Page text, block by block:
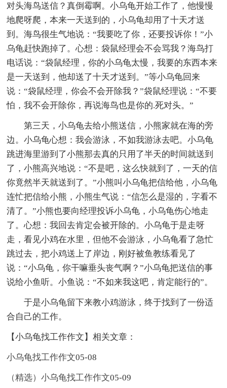
对头海鸟送信？真倒霉啊。小乌龟开始工作了，他慢慢
地爬呀爬，本来一天送到的，小乌龟却用了十天才送
到。海鸟很生气地说：“我要吃了你，还要投诉你！”小
乌龟赶快跑掉了。心想：袋鼠经理会不会骂我？海鸟打
电话说：“袋鼠经理，你的小乌龟太慢，我要的东西本来
是一天送到，他却送了十天才送到。”等小乌龟回来
说：“袋鼠经理，你会不会开除我？”袋鼠经理说：“不要
怕，我不会开除你，再说海鸟也是你的.死对头。”
第三天，小乌龟去给小熊送信，小熊家就在海的旁
边。小乌龟心想：我会游泳，不如我游泳去吧。小乌龟
跳进海里游到了小熊那去真的只用了半天的时间就送到
了，小熊高兴地说：“不是吧，这么快就到了，一天的信
你竟然半天就送到了。”小熊叫小乌龟把信给他，小乌龟
连忙把信给小熊，小熊生气说：“信怎么是湿的，字看不
清了。”小熊也要向经理投诉小乌龟，小乌龟伤心地走
了。心想：我回去肯定会被开除的。小乌龟于是走呀
走，看见小鸡在水里，但他不会游泳，小乌龟看了急忙
跳过去，把小鸡送上了岸边，刚好被鱼教练看见了
说：“小乌龟，你干嘛垂头丧气啊？”小乌龟把送信的事
说给小鱼听。小鱼说：“不如来我这吧，肯定能行的”。
于是小乌龟留下来教小鸡游泳，终于找到了一份适
合自己的工作。
【小乌龟找工作作文】相关文章：
小乌龟找工作作文05-08
（精选）小乌龟找工作作文05-09